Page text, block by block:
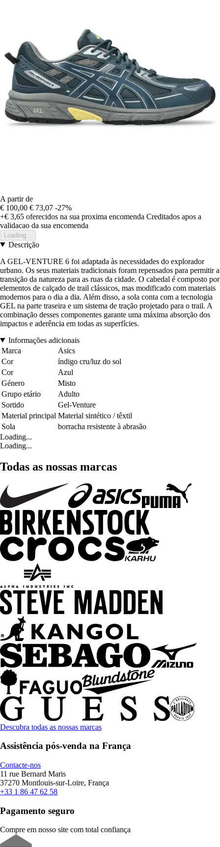
A partir de
€ 100,00 € 73,07 -27%
+€ 3,65 oferecidos na sua proxima encomenda Creditados apos a
validacao da sua encomenda
Loading...
Descrição
A GEL-VENTURE 6 foi adaptada às necessidades do explorador
urbano. Os seus materiais tradicionais foram repensados para permitir a
transição da natureza para as ruas da cidade. O cabedal é composto por
elementos de calçado de trail clássicos, mas modificado com materiais
modernos para o dia a dia. Além disso, a sola conta com a tecnologia
GEL na parte traseira e um sistema de tração projetado para o trail. A
combinação desses componentes garante uma máxima absorção dos
impactos e aderência em todas as superfícies.
Informações adicionais
Marca
Asics
Cor
índigo cru/luz do sol
Cor
Azul
Género
Misto
Grupo etário
Adulto
Sortido
Gel-Venture
Material principal Material sintético / têxtil
Sola
borracha resistente à abrasão
Loading...
Loading...
Todas as nossas marcas
Descubra todas as nossas marcas
Assistência pós-venda na França
Contacte-nos
11 rue Bernard Maris
37270 Montlouis-sur-Loire, França
+33 1 86 47 62 58
Pagamento seguro
Compre em nosso site com total confiança